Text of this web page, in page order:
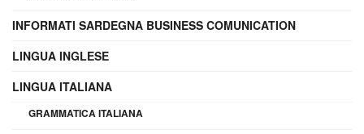
INFORMATI SARDEGNA BUSINESS COMUNICATION
LINGUA INGLESE
LINGUA ITALIANA
GRAMMATICA ITALIANA